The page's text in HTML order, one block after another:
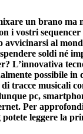
un brano ma
i vostri
avvicinarsi al
soldi né
L’innovativa
possibile in
tracce musicali
pc,
Per
leggere la